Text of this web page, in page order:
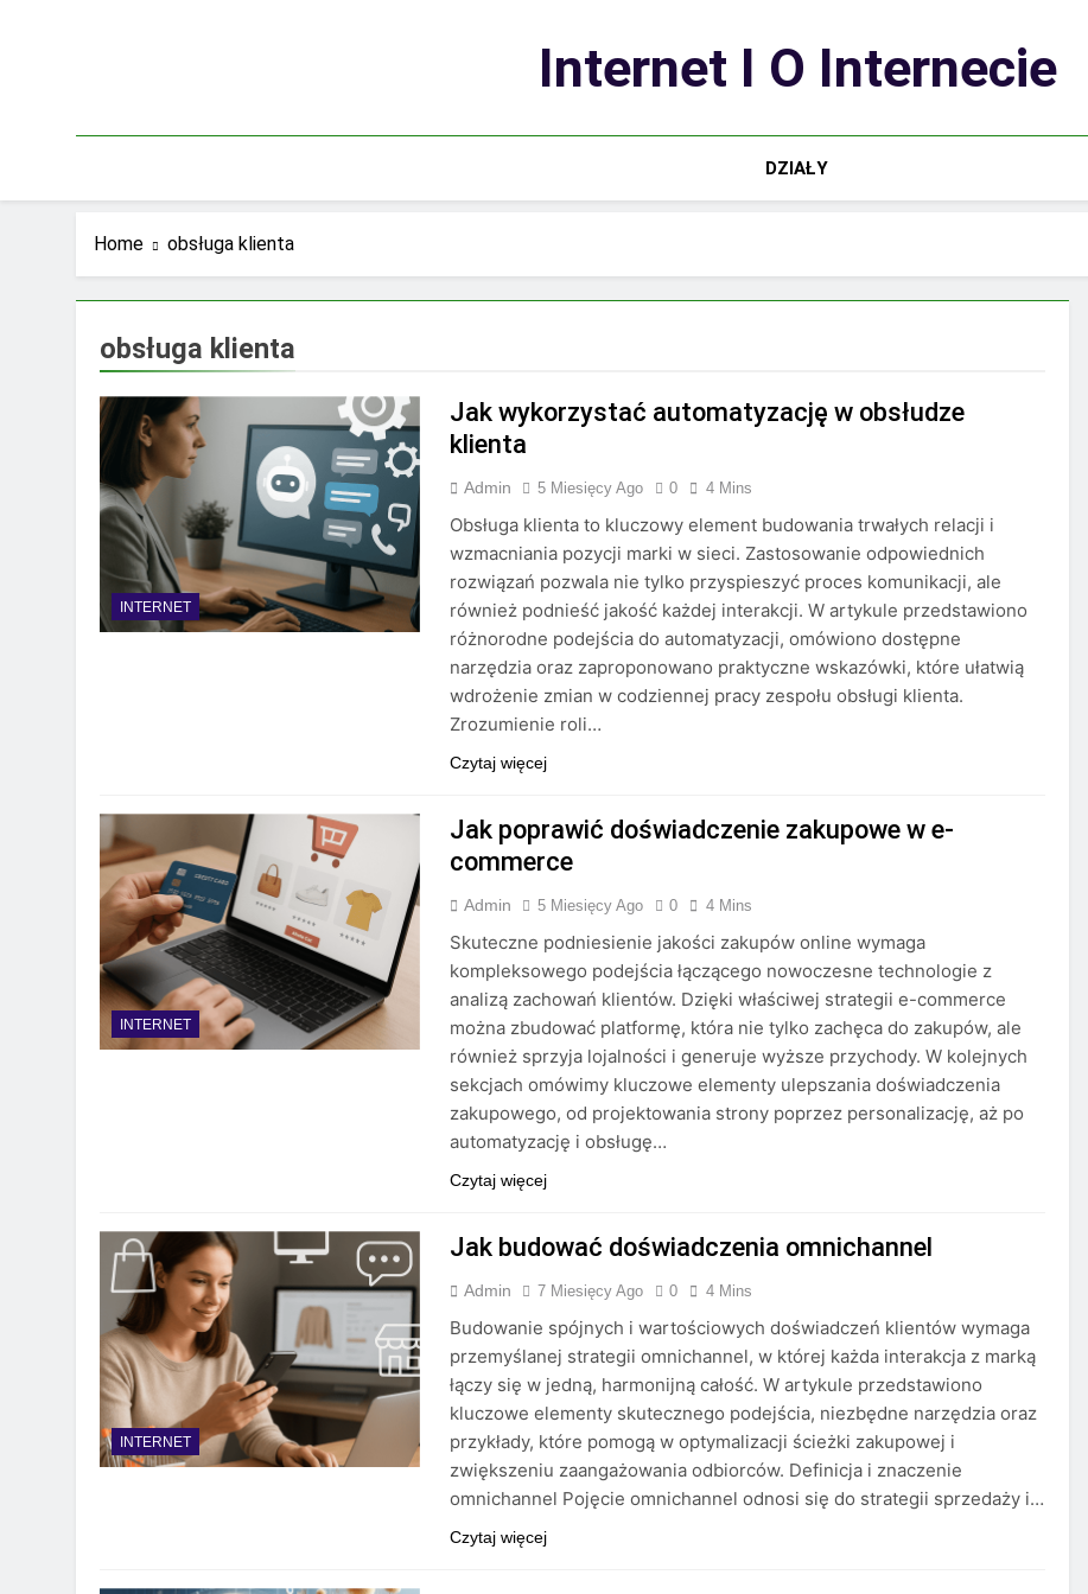
Internet I O Internecie
DZIAŁY
Home obsługa klienta
obsługa klienta
INTERNET
Jak wykorzystać automatyzację w obsłudze
klienta
Admin 5 Miesięcy Ago 0 4 Mins
Obsługa klienta to kluczowy element budowania trwałych relacji i
wzmacniania pozycji marki w sieci. Zastosowanie odpowiednich
rozwiązań pozwala nie tylko przyspieszyć proces komunikacji, ale
również podnieść jakość każdej interakcji. W artykule przedstawiono
różnorodne podejścia do automatyzacji, omówiono dostępne
narzędzia oraz zaproponowano praktyczne wskazówki, które ułatwią
wdrożenie zmian w codziennej pracy zespołu obsługi klienta.
Zrozumienie roli…
Czytaj więcej
INTERNET
Jak poprawić doświadczenie zakupowe w e-
commerce
Admin 5 Miesięcy Ago 0 4 Mins
Skuteczne podniesienie jakości zakupów online wymaga
kompleksowego podejścia łączącego nowoczesne technologie z
analizą zachowań klientów. Dzięki właściwej strategii e-commerce
można zbudować platformę, która nie tylko zachęca do zakupów, ale
również sprzyja lojalności i generuje wyższe przychody. W kolejnych
sekcjach omówimy kluczowe elementy ulepszania doświadczenia
zakupowego, od projektowania strony poprzez personalizację, aż po
automatyzację i obsługę…
Czytaj więcej
INTERNET
Jak budować doświadczenia omnichannel
Admin 7 Miesięcy Ago 0 4 Mins
Budowanie spójnych i wartościowych doświadczeń klientów wymaga
przemyślanej strategii omnichannel, w której każda interakcja z marką
łączy się w jedną, harmonijną całość. W artykule przedstawiono
kluczowe elementy skutecznego podejścia, niezbędne narzędzia oraz
przykłady, które pomogą w optymalizacji ścieżki zakupowej i
zwiększeniu zaangażowania odbiorców. Definicja i znaczenie
omnichannel Pojęcie omnichannel odnosi się do strategii sprzedaży i…
Czytaj więcej